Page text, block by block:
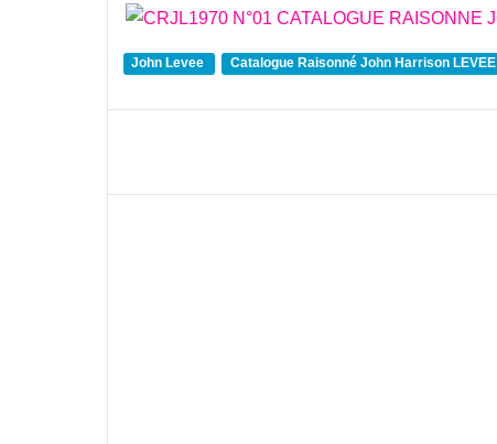
John Levee Catalogue Raisonné John Harrison LEVEE